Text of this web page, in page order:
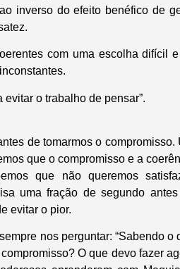
inverso do efeito benéfico de
com uma escolha difícil
o trabalho de pensar”.
de tomarmos o compromisso.
que o compromisso e a
que não queremos
uma fração de segundo
evitar o pior.
nos perguntar: “Sabendo o
O que devo fazer